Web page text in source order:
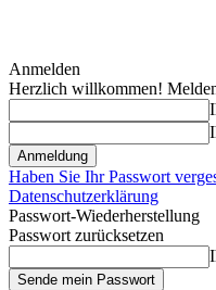
Anmelden
Herzlich willkommen!
Haben Sie Ihr Passwort
Datenschutzerklärung
Passwort-Wiederherstellung
Passwort zurücksetzen